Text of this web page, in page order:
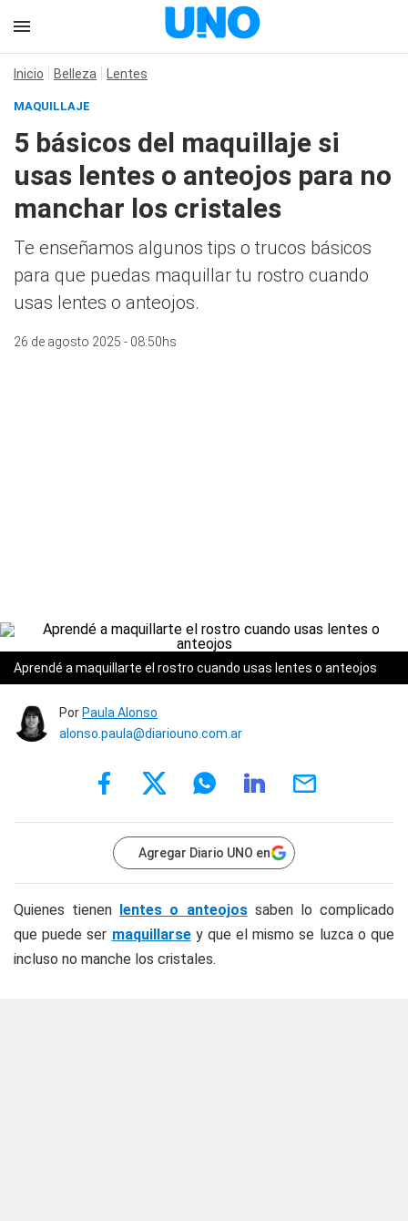
Inicio Belleza Lentes
MAQUILLAJE
5 básicos del maquillaje si
usas lentes o anteojos para no
manchar los cristales
Te enseñamos algunos tips o trucos básicos
para que puedas maquillar tu rostro cuando
usas lentes o anteojos.
26 de agosto 2025 - 08:50hs
Aprendé a maquillarte el rostro cuando usas lentes o anteojos
Por Paula Alonso
alonso.paula@diariouno.com.ar
Agregar Diario UNO en
Quienes tienen lentes o anteojossaben lo complicado
que puede ser maquillarsey que el mismo se luzca o que
incluso no manche los cristales.